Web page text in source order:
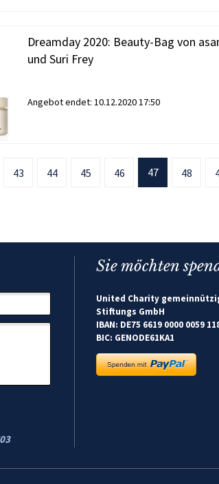
Dreamday 2020: Beauty-Bag von
und Suri Frey
Angebot endet: 10.12.2020 17:50
43 44 45 46 47 48
Sie möchten
United Charity
Stiftungs GmbH
IBAN: DE75 6619 0000 0059
BIC: GENODE61KA1